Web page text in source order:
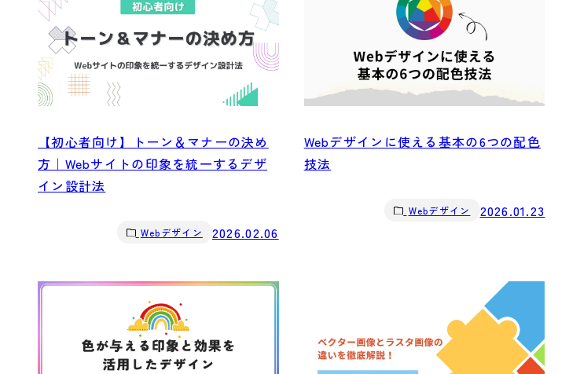
【初心者向け】トーン＆マナーの決め
方｜Webサイトの印象を統一するデザ
イン設計法
Webデザイン 2026.02.06
Webデザインに使える基本の6つの配色
技法
Webデザイン 2026.01.23